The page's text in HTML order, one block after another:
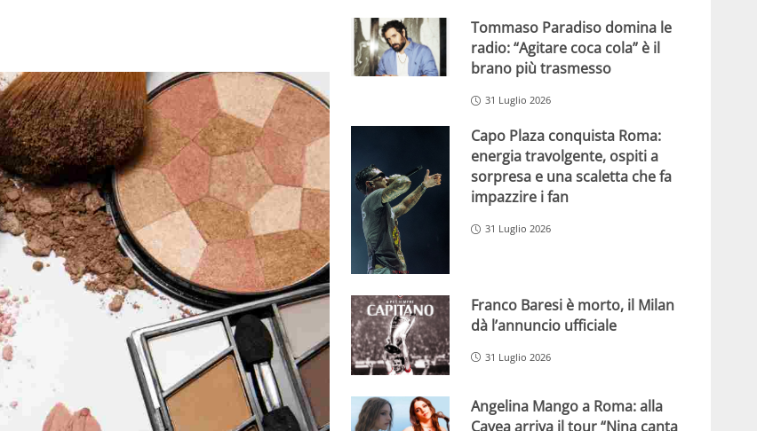
Tommaso Paradiso domina le
radio: “Agitare coca cola” è il
brano più trasmesso
31 Luglio 2026
Capo Plaza conquista Roma:
energia travolgente, ospiti a
sorpresa e una scaletta che fa
impazzire i fan
31 Luglio 2026
Franco Baresi è morto, il Milan
dà l’annuncio ufficiale
31 Luglio 2026
Angelina Mango a Roma: alla
Cavea arriva il tour “Nina canta